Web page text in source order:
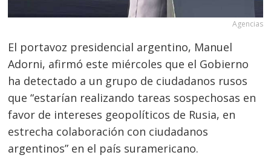
Agencias
El portavoz presidencial argentino, Manuel
Adorni, afirmó este miércoles que el Gobierno
ha detectado a un grupo de ciudadanos rusos
que “estarían realizando tareas sospechosas en
favor de intereses geopolíticos de Rusia, en
estrecha colaboración con ciudadanos
argentinos” en el país suramericano.